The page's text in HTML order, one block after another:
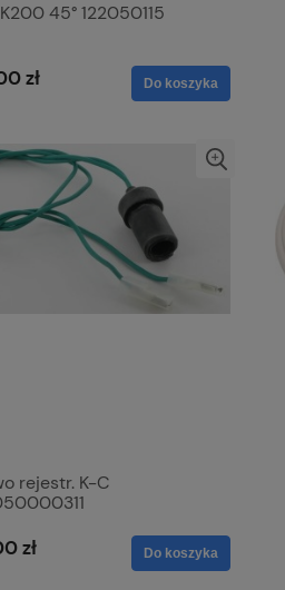
45° 122050115
zł Do koszyka
rejestr. K-C
zł Do koszyka